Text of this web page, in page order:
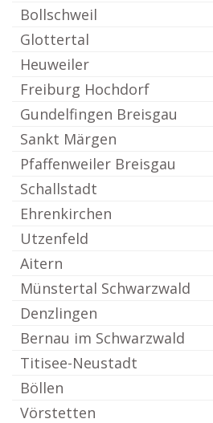
Bollschweil
Glottertal
Heuweiler
Freiburg Hochdorf
Gundelfingen Breisgau
Sankt Märgen
Pfaffenweiler Breisgau
Schallstadt
Ehrenkirchen
Utzenfeld
Aitern
Münstertal Schwarzwald
Denzlingen
Bernau im Schwarzwald
Titisee-Neustadt
Böllen
Vörstetten